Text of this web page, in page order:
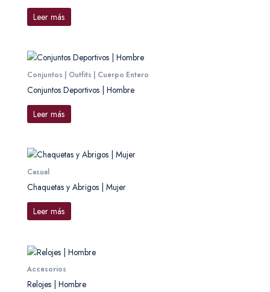
Leer más
Conjuntos | Outfits | Cuerpo Entero
Conjuntos Deportivos | Hombre
Leer más
Casual
Chaquetas y Abrigos | Mujer
Leer más
Accesorios
Relojes | Hombre